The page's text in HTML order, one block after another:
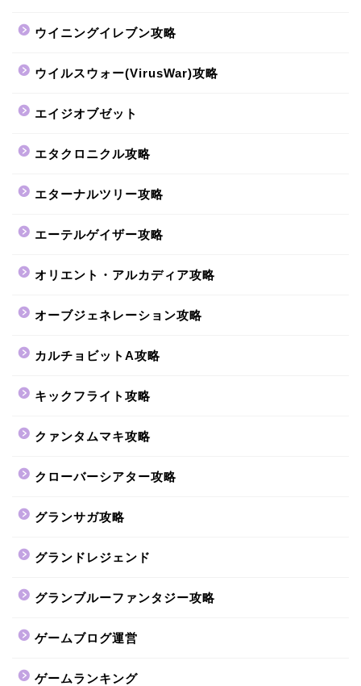
ウイニングイレブン攻略
ウイルスウォー(VirusWar)攻略
エイジオブゼット
エタクロニクル攻略
エターナルツリー攻略
エーテルゲイザー攻略
オリエント・アルカディア攻略
オーブジェネレーション攻略
カルチョビットA攻略
キックフライト攻略
クァンタムマキ攻略
クローバーシアター攻略
グランサガ攻略
グランドレジェンド
グランブルーファンタジー攻略
ゲームブログ運営
ゲームランキング